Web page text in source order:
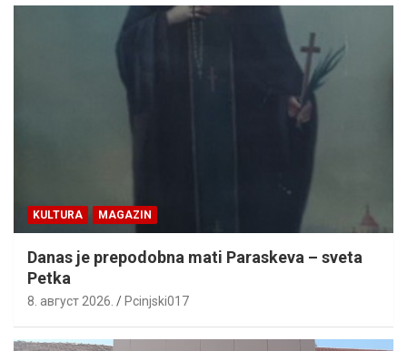
KULTURA MAGAZIN
Danas je prepodobna mati Paraskeva – sveta
Petka
8. август 2026. Pcinjski017